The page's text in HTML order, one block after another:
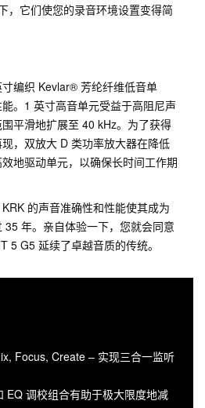
，它们使您的录音环境设置变得简
编织 Kevlar® 芳纶纤维低音单
。1 英寸高音单元受益于高阻尼声
平滑地扩展至 40 kHz。为了获得
，双放大 D 类功率放大器在降低
地驱动单元，以确保长时间工作期
的声音准确性和性能使其成为
年。亲自体验一下，您就会同意
G5 延续了卓越音质的传统。
Focus, Create – 实现三合一监听
EQ 调校组合有助于极大限度地减